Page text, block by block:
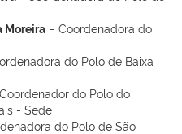
Moreira – Coordenadora do
do Polo de Baixa
do Polo do
- Sede
do Polo de São